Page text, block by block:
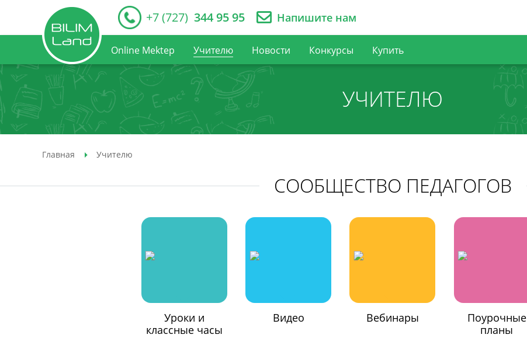
+7 (727) 344 95 95 Напишите нам
Online Mektep Учителю Новости Конкурсы Купить
УЧИТЕЛЮ
Главная Учителю
СООБЩЕСТВО ПЕДАГОГОВ
Уроки и
классные часы
Видео Вебинары
Поурочные
планы